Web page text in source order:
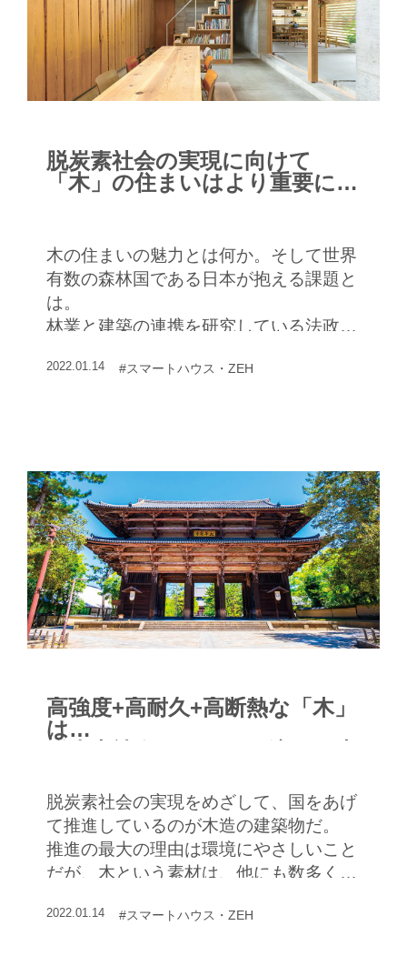
脱炭素社会の実現に向けて
「木」の住まいはより重要にな
木の住まいの魅力とは何か。そして世界
有数の森林国である日本が抱える課題と
は。
林業と建築の連携を研究している法政大
をうかがった。
2022.01.14 #スマートハウス・ZEH
高強度+高耐久+高断熱な「木」
は
脱炭素社会の実現をめざして、国をあげ
て推進しているのが木造の建築物だ。
推進の最大の理由は環境にやさしいこと
だが、木という素材は、他にも数多くの
まずは、木が住まいの素材としてどれほ
2022.01.14 #スマートハウス・ZEH